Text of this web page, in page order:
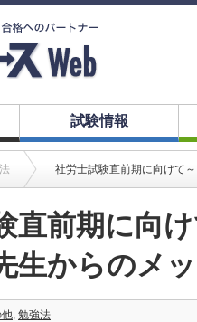
試験情報
社労士試験直前期に向けて
直前期に向
生からのメ
他, 勉強法